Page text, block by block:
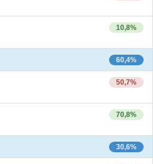
10,8%
60,4%
50,7%
70,8%
30,6%